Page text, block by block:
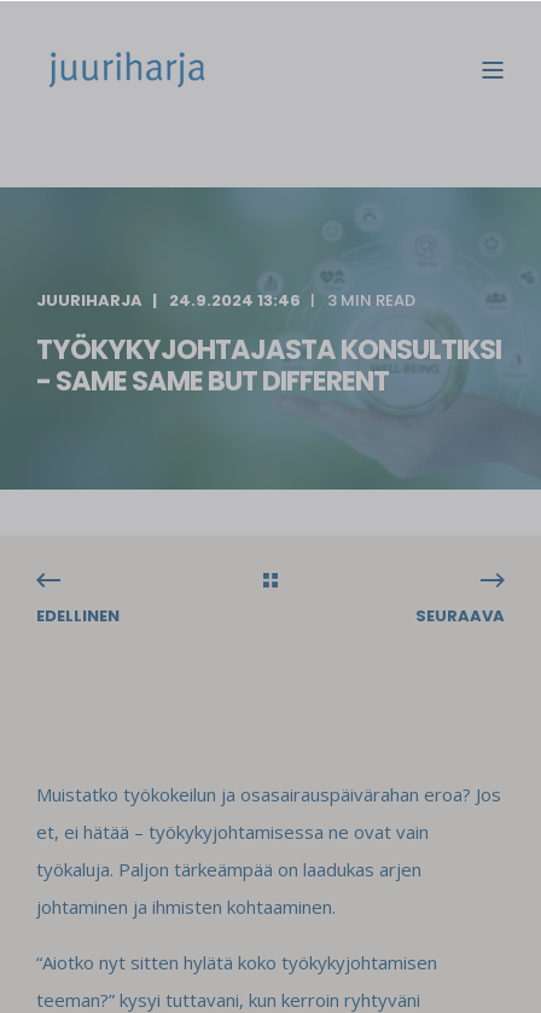
JUURIHARJA 24.9.2024 13:46 3 MIN READ
TYÖKYKYJOHTAJASTA KONSULTIKSI
- SAME SAME BUT DIFFERENT
EDELLINEN SEURAAVA
Muistatko työkokeilun ja osasairauspäivärahan eroa? Jos
et, ei hätää – työkykyjohtamisessa ne ovat vain
työkaluja. Paljon tärkeämpää on laadukas arjen
johtaminen ja ihmisten kohtaaminen.
“Aiotko nyt sitten hylätä koko työkykyjohtamisen
teeman?” kysyi tuttavani, kun kerroin ryhtyväni